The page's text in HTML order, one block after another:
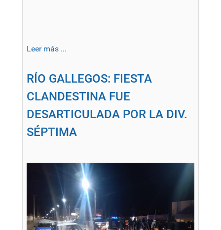
Leer más ...
RÍO GALLEGOS: FIESTA
CLANDESTINA FUE
DESARTICULADA POR LA DIV.
SÉPTIMA